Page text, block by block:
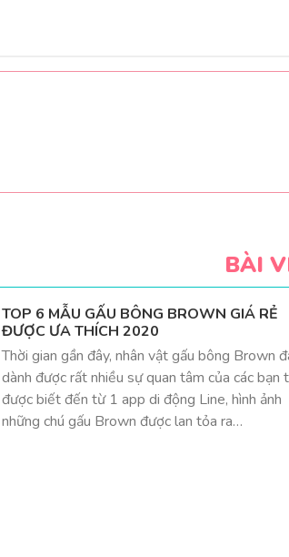
BÀI
TOP 6 MẪU GẤU BÔNG BROWN GIÁ RẺ
ĐƯỢC ƯA THÍCH 2020
Thời gian gần đây, nhân vật gấu bông Brown
dành được rất nhiều sự quan tâm của các bạn
được biết đến từ 1 app di động Line, hình ảnh
những chú gấu Brown được lan tỏa ra…